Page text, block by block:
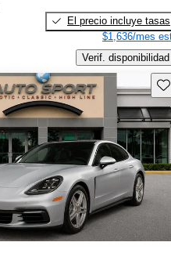
El precio incluye tasas
$1,636/mes
Verif. disponibilidad